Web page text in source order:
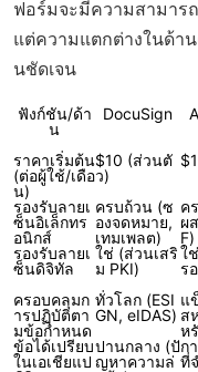
ฟอร์มจะมีความสามาร
แต่ความแตกต่างในด้
นชัดเจน
ฟังก์ชัน/ด้า
น
DocuSign
ราคาเริ่มต้น
(ต่อผู้ใช้/เดือ
น)
$10 (ส่วนตั
ว)
รองรับลายเ
ซ็นอิเล็กทร
อนิกส์
ครบถ้วน (ซ
องจดหมาย,
เทมเพลต)
ค
ผ
F)
รองรับลายเ
ซ็นดิจิทัล
ใช่ (ส่วนเสริ
ม PKI)
ใ
ร
ครอบคลุมก
ารปฏิบัติตา
มข้อกำหนด
ทั่วโลก (ESI
GN, eIDAS)
แ
ส
ห
ข้อได้เปรียบ
ในเอเชียแป
ปานกลาง (ปั
ญหาความล่
ก
ที่